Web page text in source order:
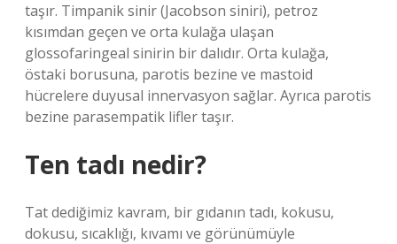
taşır. Timpanik sinir (Jacobson siniri), petroz
kısımdan geçen ve orta kulağa ulaşan
glossofaringeal sinirin bir dalıdır. Orta kulağa,
östaki borusuna, parotis bezine ve mastoid
hücrelere duyusal innervasyon sağlar. Ayrıca parotis
bezine parasempatik lifler taşır.
Ten tadı nedir?
Tat dediğimiz kavram, bir gıdanın tadı, kokusu,
dokusu, sıcaklığı, kıvamı ve görünümüyle